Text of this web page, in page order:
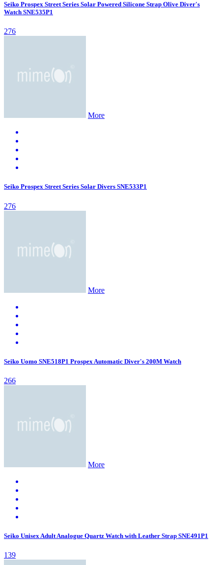
Seiko Prospex Street Series Solar Powered Silicone Strap Olive Diver's
Watch SNE535P1
276
More
Seiko Prospex Street Series Solar Divers SNE533P1
276
More
Seiko Uomo SNE518P1 Prospex Automatic Diver's 200M Watch
266
More
Seiko Unisex Adult Analogue Quartz Watch with Leather Strap SNE491P1
139